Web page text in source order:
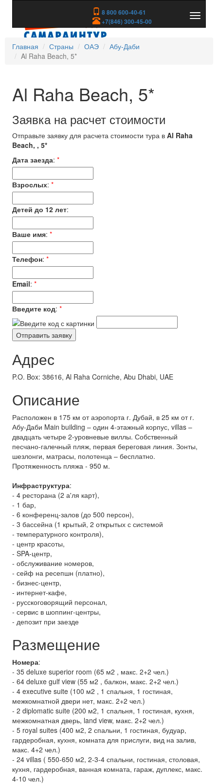
8 800 600-40-61
+7(846) 300-45-00
скрыть
Главная
Страны ОАЭ
Абу-Даби
Al Raha Beach, 5*
Al Raha Beach, 5*
Заявка на расчет стоимости
Отправьте заявку для расчета стоимости тура в Al Raha
Beach, , 5*
Дата заезда: *
Взрослых: *
Детей до 12 лет:
Ваше имя: *
Телефон: *
Email: *
Введите код: *
Адрес
P.O. Box: 38616, Al Raha Corniche, Abu Dhabi, UAE
Описание
Расположен в 175 км от аэропорта г. Дубай, в 25 км от г.
Абу-Даби Main building – один 4-этажный корпус, villas –
двадцать четыре 2-уровневые виллы. Собственный
песчано-галечный пляж, первая береговая линия. Зонты,
шезлонги, матрасы, полотенца – бесплатно.
Протяженность пляжа - 950 м.
Инфраструктура:
- 4 ресторана (2 а'ля карт),
- 1 бар,
- 6 конференц-залов (до 500 персон),
- 3 бассейна (1 крытый, 2 открытых с системой
- температурного контроля),
- центр красоты,
- SPA-центр,
- обслуживание номеров,
- сейф на ресепшн (платно),
- бизнес-центр,
- интернет-кафе,
- русскоговорящий персонал,
- сервис в шоппинг-центры,
- депозит при заезде
Размещение
Номера:
- 35 deluxe superior room (65 м2 , макс. 2+2 чел.)
- 64 deluxe gulf view (55 м2 , балкон, макс. 2+2 чел.)
- 4 executive suite (100 м2 , 1 спальня, 1 гостиная,
межкомнатной двери нет, макс. 2+2 чел.)
- 2 diplomatic suite (200 м2, 1 спальня, 1 гостиная, кухня,
межкомнатная дверь, land view, макс. 2+2 чел.)
- 5 royal suites (400 м2, 2 спальни, 1 гостиная, будуар,
гардеробная, кухня, комната для прислуги, вид на залив,
макс. 4+2 чел.)
- 24 villas ( 550-650 м2, 2-3-4 спальни, гостиная, столовая,
кухня, гардеробная, ванная комната, гараж, дуплекс, макс.
4-10 чел.)